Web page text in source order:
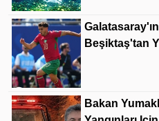
Beşiktaş'tan
Bakan